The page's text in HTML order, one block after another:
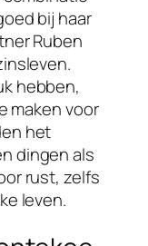
bij haar
Ruben
hebben,
maken voor
het
dingen als
rust, zelfs
leven.